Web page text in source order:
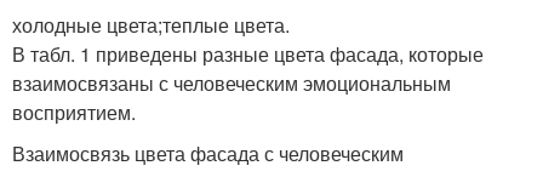
холодные цвета;теплые цвета.
В табл. 1 приведены разные цвета фасада, которые
взаимосвязаны с человеческим эмоциональным
восприятием.
Взаимосвязь цвета фасада с человеческим